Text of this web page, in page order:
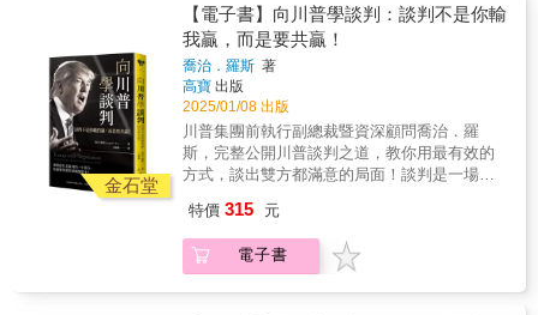
電影教我的談判人生」！6. 結合生活及工作上
的真實談判案例分析！7. 談判理論與實務的結
合與運用！8. 精闢解析談判五大元素，將20個
談判致勝關鍵點，無縫接軌在現實生活中！9.
不只教授談判技巧，更要傳達正確的談判心態
及談判價值觀！10. 不求全拿，但得更多，越談
越有利！ 本書四大目標◆ 懂得談判：了解什麼
是談判，如何準備談判，增強自己的談判能
的方法，爭取更多利益！◆ 有效說服：學習同
理與傾聽，具備談判說服力，達成雙贏的終極
目標！◆ 創造雙贏：建立正確的談判心態及觀
精準策略解讀對手，並將複雜計畫化為實際的
成功藍圖，是談判桌上的常勝軍。在本書中，
他拆解了「川普式談判」的核心技巧，從基礎
概念到實戰應用，帶領讀者逐步掌握談判要
領，不論是想在職場上爭取更高的成就，還是
解決日常生活中的問題，都能化被動為主動，
順利達成目標。會說話只是談判的一小部分，
你需要掌握的訣竅還很多！ 和人談判時，一
定要採取「策略性思考」。 談判，是最終達
成某種結論的一連串溝通運作。 請你在心中
又是什麼？ 化身銷售大師：以精彩、大膽的
表演來推銷構想。 放出合理化煙幕：用自己
的「標準表格」讓對方信以為真。 運用最省
金石堂
【電子書】向川普學談判：談判不是你輸
我贏，而是要共贏！
喬治．羅斯 著
高寶 出版
2025/01/08 出版
川普集團前執行副總裁暨資深顧問喬治．羅
斯，完整公開川普談判之道，教你用最有效的
方式，談出雙方都滿意的局面！談判是一場沒
不利！這本書是唐納．川普賴以致富的談判之
道。而它最完美的執行者，正是川普集團前執
行副總裁暨資深顧問──喬治．羅斯。羅斯在真
特價 315 元
電子書